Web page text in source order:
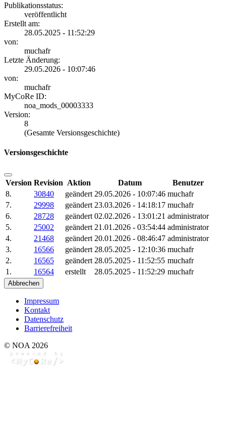
Publikationsstatus:
veröffentlicht
Erstellt am:
28.05.2025 - 11:52:29
von:
muchafr
Letzte Änderung:
29.05.2026 - 10:07:46
von:
muchafr
MyCoRe ID:
noa_mods_00003333
Version:
8
(Gesamte Versionsgeschichte)
Versionsgeschichte
Version Revision Aktion Datum
Benutzer
8.
30840 geändert 29.05.2026 - 10:07:46 muchafr
7.
29998 geändert 23.03.2026 - 14:18:17 muchafr
6.
28728 geändert 02.02.2026 - 13:01:21 administrator
5.
25002 geändert 21.01.2026 - 03:54:44 administrator
4.
21468 geändert 20.01.2026 - 08:46:47 administrator
3.
16566 geändert 28.05.2025 - 12:10:36 muchafr
2.
16565 geändert 28.05.2025 - 11:52:55 muchafr
1.
16564 erstellt 28.05.2025 - 11:52:29 muchafr
Abbrechen
Impressum
Kontakt
Datenschutz
Barrierefreiheit
© NOA 2026